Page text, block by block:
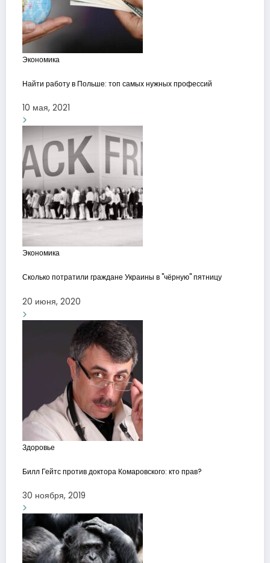
Экономика
Найти работу в Польше: топ самых нужных профессий
10 мая, 2021
Экономика
Сколько потратили граждане Украины в "чёрную" пятницу
20 июня, 2020
Здоровье
Билл Гейтс против доктора Комаровского: кто прав?
30 ноября, 2019